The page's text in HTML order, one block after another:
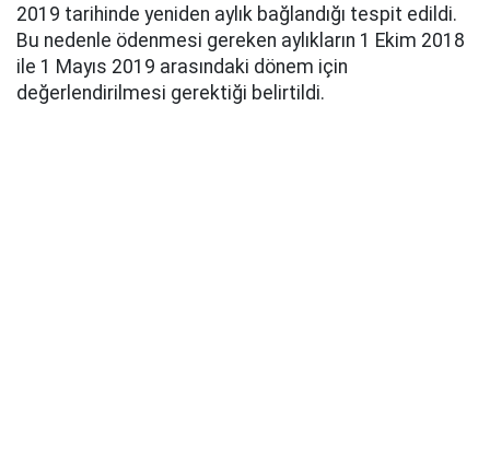
2019 tarihinde yeniden aylık bağlandığı tespit edildi.
Bu nedenle ödenmesi gereken aylıkların 1 Ekim 2018
ile 1 Mayıs 2019 arasındaki dönem için
değerlendirilmesi gerektiği belirtildi.